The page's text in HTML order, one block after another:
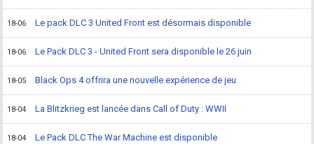
18-06 Le pack DLC 3 United Front est désormais disponible
18-06 Le Pack DLC 3 - United Front sera disponible le 26 juin
18-05 Black Ops 4 offrira une nouvelle expérience de jeu
18-04 La Blitzkrieg est lancée dans Call of Duty : WWII
18-04 Le Pack DLC The War Machine est disponible